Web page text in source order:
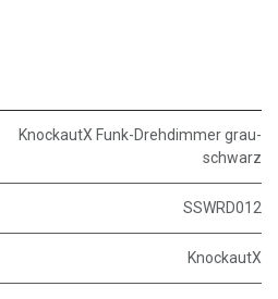
KnockautX Funk-Drehdimmer grau-
schwarz
SSWRD012
KnockautX